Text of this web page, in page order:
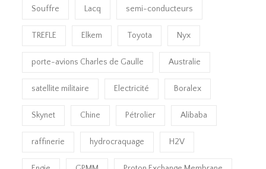
Souffre Lacq semi-conducteurs
TREFLE Elkem Toyota Nyx
porte-avions Charles de Gaulle Australie
satellite militaire Electricité Boralex
Skynet Chine Pétrolier Alibaba
raffinerie hydrocraquage H2V